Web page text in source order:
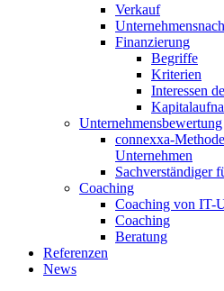
Verkauf
Finanzierung
Begriffe
Kriterien
Interessen
Unternehmensbewertung
connexxa-
Unternehmen
Sachverständiger
Coaching
Coaching von IT-
Coaching
Beratung
Referenzen
News